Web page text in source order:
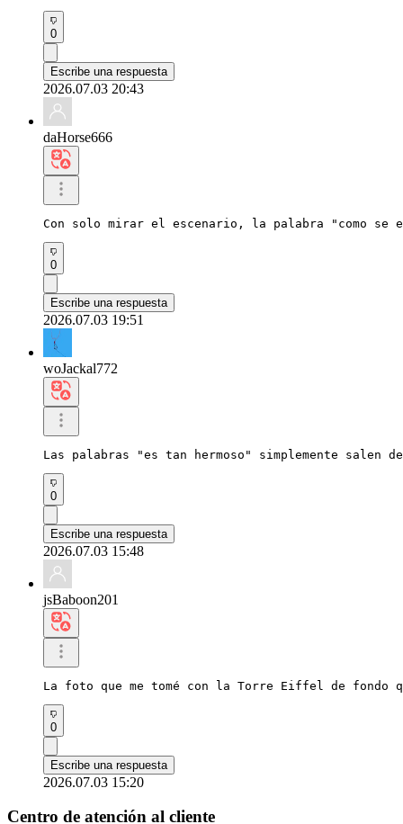
0
Escribe una respuesta
2026.07.03 20:43
daHorse666
Con solo mirar el escenario, la palabra "como se
0
Escribe una respuesta
2026.07.03 19:51
woJackal772
Las palabras "es tan hermoso" simplemente salen
0
Escribe una respuesta
2026.07.03 15:48
jsBaboon201
La foto que me tomé con la Torre Eiffel de
0
Escribe una respuesta
2026.07.03 15:20
Centro de atención al cliente